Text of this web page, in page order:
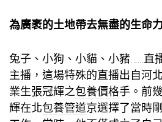
為廣袤的土地帶去無盡的生命力
兔子、小狗、小貓、小豬……直
主播，這場特殊的直播出自河
業生張冠輝之包養價格手。前
輝在北包養管道京選擇了當時